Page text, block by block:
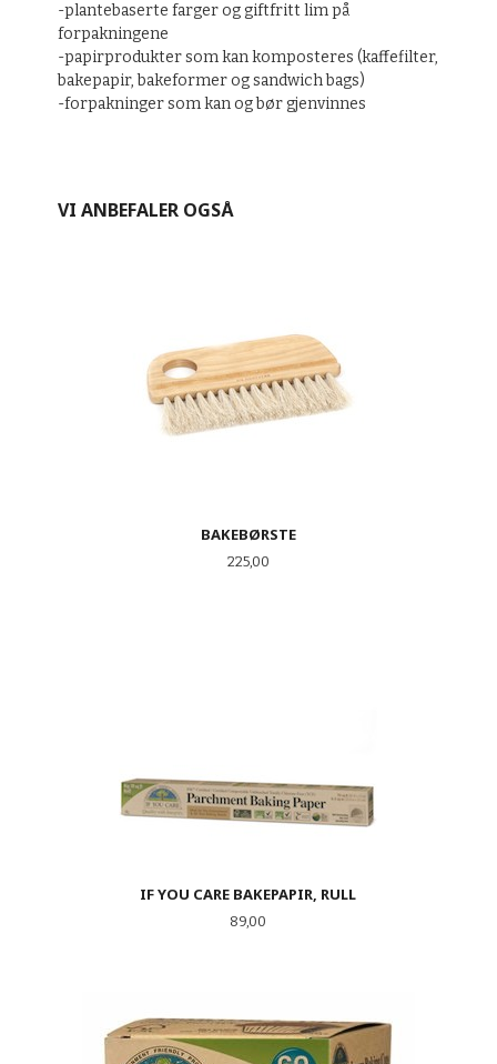
-plantebaserte farger og giftfritt lim på
forpakningene
-papirprodukter som kan komposteres (kaffefilter,
bakepapir, bakeformer og sandwich bags)
-forpakninger som kan og bør gjenvinnes
VI ANBEFALER OGSÅ
BAKEBØRSTE
Pris
225,00
IF YOU CARE BAKEPAPIR, RULL
Pris
89,00